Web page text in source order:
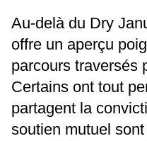
Au-delà du Dry
offre un aperçu
parcours traversés
Certains ont tout
partagent la
soutien mutuel